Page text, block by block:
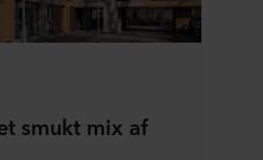
smukt mix af